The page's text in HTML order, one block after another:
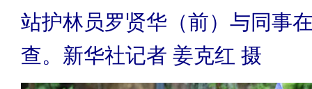
站护林员罗贤华（前）与同事
查。新华社记者 姜克红 摄